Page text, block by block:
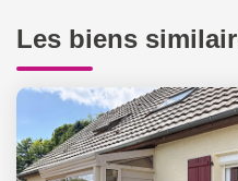
Les biens